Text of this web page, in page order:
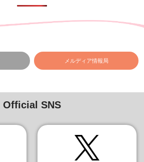
メルディア情報局
Official SNS